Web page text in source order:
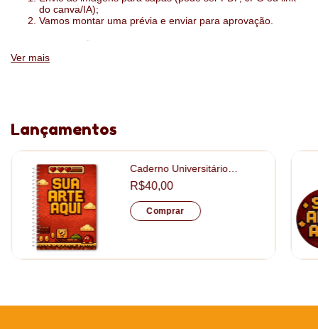
do canva/IA);
Vamos montar uma prévia e enviar para aprovação.
impressão das folhas interiores com a sua logo
Capa: papel fotográfico 130gr + papelão 15mm
Acabamento: laminação fosca
Descontos Progressivos
que você atinge as quantidades abaixo:
Ver mais
Lançamentos
Caderno Universitário
Personalizado tamanho
20x28cm
R$40,00
Comprar